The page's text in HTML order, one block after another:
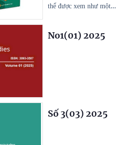
thể được xem như một…
No1(01) 2025
Số 3(03) 2025